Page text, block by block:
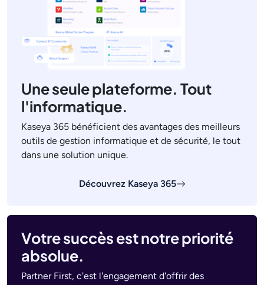
Une seule plateforme. Tout
l'informatique.
Kaseya 365 bénéficient des avantages des meilleurs
outils de gestion informatique et de sécurité, le tout
dans une solution unique.
Découvrez Kaseya 365
Votre succès est notre priorité
absolue.
Partner First, c'est l'engagement d'offrir des